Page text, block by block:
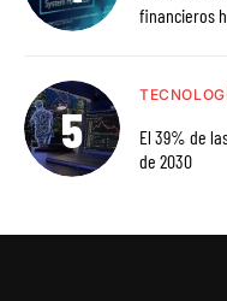
financieros
El 39% de
de 2030